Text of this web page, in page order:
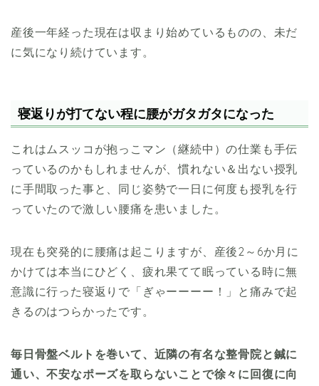
産後一年経った現在は収まり始めているものの、未だ
に気になり続けています。
寝返りが打てない程に腰がガタガタになった
これはムスッコが抱っこマン（継続中）の仕業も手伝
っているのかもしれませんが、慣れない＆出ない授乳
に手間取った事と、同じ姿勢で一日に何度も授乳を行
っていたので激しい腰痛を患いました。
現在も突発的に腰痛は起こりますが、産後2～6か月に
かけては本当にひどく、疲れ果てて眠っている時に無
意識に行った寝返りで「ぎゃーーーー！」と痛みで起
きるのはつらかったです。
毎日骨盤ベルトを巻いて、近隣の有名な整骨院と鍼に
通い、不安なポーズを取らないことで徐々に回復に向